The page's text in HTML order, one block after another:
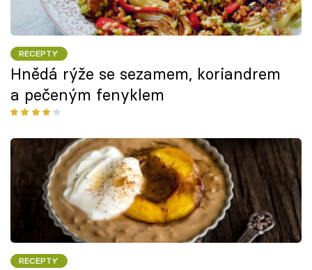
RECEPTY
Hnědá rýže se sezamem, koriandrem
a pečeným fenyklem
RECEPTY